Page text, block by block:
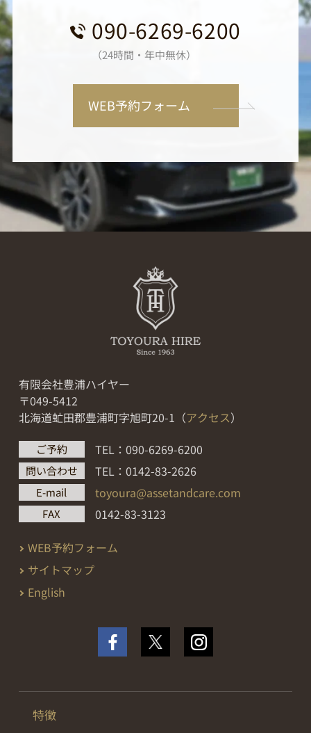
090-6269-6200
（24時間・年中無休）
WEB予約フォーム
有限会社豊浦ハイヤー
〒049-5412
北海道虻田郡豊浦町字旭町20-1（アクセス）
ご予約 TEL：090-6269-6200
問い合わせ TEL：0142-83-2626
E-mail toyoura@assetandcare.com
FAX
0142-83-3123
WEB予約フォーム
サイトマップ
English
特徴